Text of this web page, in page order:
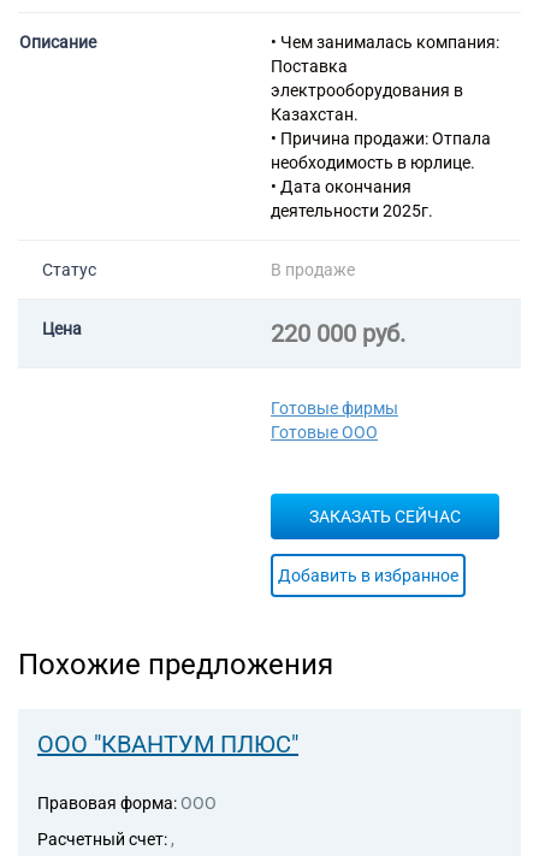
46.76 Торговля оптовая
прочими промежуточными
продуктами
63.11.9 Деятельность по
предоставлению услуг по
размещению информации
прочая
63.99.1 Деятельность по
69.20.2 Деятельность по
бухгалтерского учета
69.20.3 Деятельность в
консультирования
Описание
• Чем занималась компания:
Поставка
электрооборудования в
Казахстан.
• Причина продажи: Отпала
необходимость в юрлице.
• Дата окончания
деятельности 2025г.
Статус В продаже
Цена 220 000 руб.
Готовые фирмы
Готовые ООО
ЗАКАЗАТЬ СЕЙЧАС
Добавить в избранное
Похожие предложения
ООО "КВАНТУМ ПЛЮС"
Правовая форма: ООО
Расчетный счет: ,